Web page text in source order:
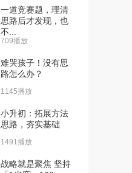
一道竞赛题，理清
思路后才发现，也
不...
709播放
难哭孩子！没有思
路怎么办？
1145播放
小升初：拓展方法
思路，夯实基础
1491播放
战略就是聚焦 坚持